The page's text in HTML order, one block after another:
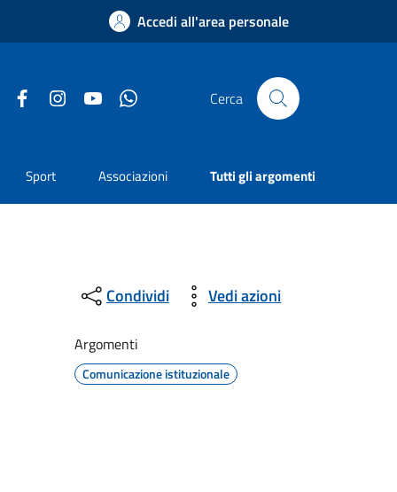
Accedi all'area personale
Facebook InstagramYouTube Cerca
Sport Associazioni Tutti gli argomenti
Condividi Vedi azioni
Argomenti
Comunicazione istituzionale